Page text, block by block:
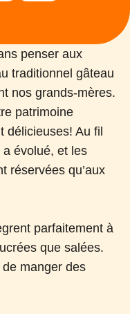
penser aux
traditionnel gâteau
nos grands-mères.
patrimoine
délicieuses! Au fil
a évolué, et les
réservées qu’aux
parfaitement à
que salées.
manger des